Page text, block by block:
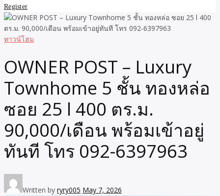
Register
ทาวน์โฮม
OWNER POST – Luxury
Townhome 5 ชั้น ทองหล่อ
ซอย 25 l 400 ตร.ม.
90,000/เดือน พร้อมเข้าอยู่
ทันที โทร 092-6397963
Written by ryry005 May 7, 2026